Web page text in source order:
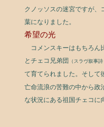
クノッソスの迷宮ですが、
葉になりました。
希望の光
コメンスキーはもちろん
とチェコ兄弟団
（スラヴ叙事詩
て育てられました。そして
亡命流浪の苦難の中から政
な状況にある祖国チェコ